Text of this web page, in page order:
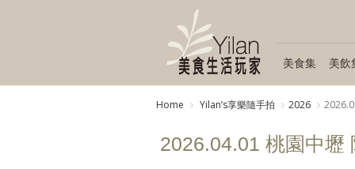
美食集 美飲
Home Yilanʼs享樂隨手拍 2026
2026.04.01 桃園中壢